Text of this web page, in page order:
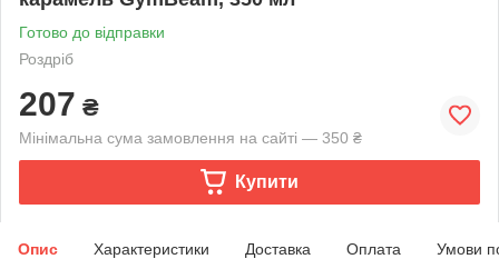
Готово до відправки
Роздріб
207 ₴
Мінімальна сума замовлення на сайті — 350 ₴
Купити
Опис Характеристики Доставка Оплата Умови